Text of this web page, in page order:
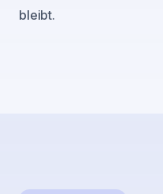
bleibt.